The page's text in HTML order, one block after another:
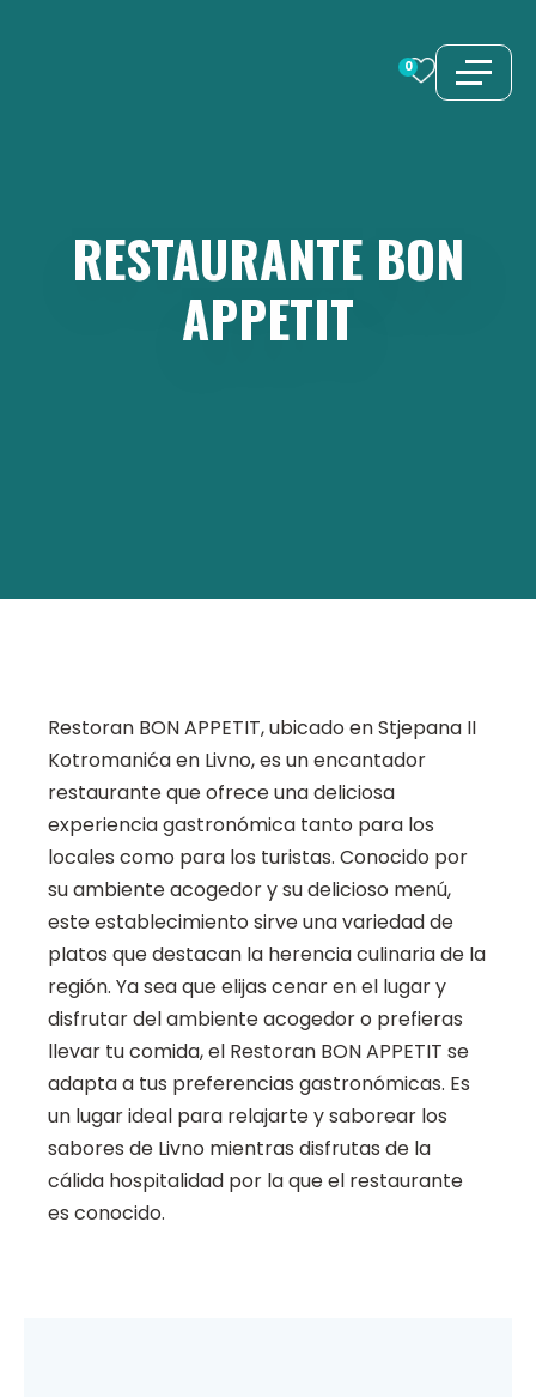
0
RESTAURANTE BON
APPETIT
Restoran BON APPETIT, ubicado en Stjepana II
Kotromanića en Livno, es un encantador
restaurante que ofrece una deliciosa
experiencia gastronómica tanto para los
locales como para los turistas. Conocido por
su ambiente acogedor y su delicioso menú,
este establecimiento sirve una variedad de
platos que destacan la herencia culinaria de la
región. Ya sea que elijas cenar en el lugar y
disfrutar del ambiente acogedor o prefieras
llevar tu comida, el Restoran BON APPETIT se
adapta a tus preferencias gastronómicas. Es
un lugar ideal para relajarte y saborear los
sabores de Livno mientras disfrutas de la
cálida hospitalidad por la que el restaurante
es conocido.